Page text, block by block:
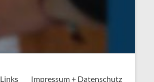
Links Impressum + Datenschutz